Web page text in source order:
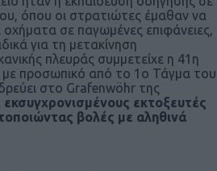
όπου οι στρατιώτες έμαθαν να
οχήματα σε παγωμένες επιφάνειες,
για τη μετακίνηση
πλευράς συμμετείχε η 41η
με προσωπικό από το 1ο Τάγμα του
στο Grafenwöhr της
εκσυγχρονισμένους εκτοξευτές
βολές με αληθινά